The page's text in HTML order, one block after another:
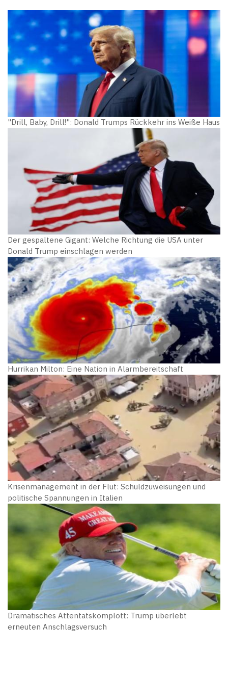
"Drill, Baby, Drill!": Donald Trumps Rückkehr ins Weiße Haus
Der gespaltene Gigant: Welche Richtung die USA unter
Donald Trump einschlagen werden
Hurrikan Milton: Eine Nation in Alarmbereitschaft
Krisenmanagement in der Flut: Schuldzuweisungen und
politische Spannungen in Italien
Dramatisches Attentatskomplott: Trump überlebt
erneuten Anschlagsversuch